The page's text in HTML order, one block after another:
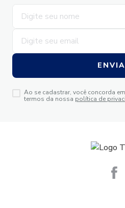
Ao se cadastrar, você concorda
termos da nossa política de